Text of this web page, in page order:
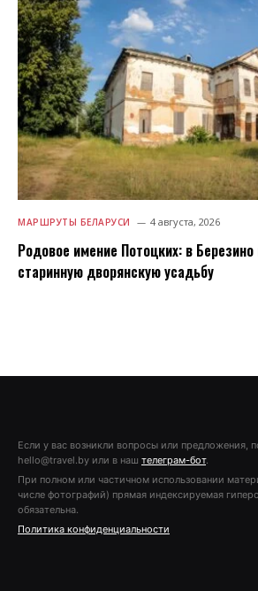
МАРШРУТЫ БЕЛАРУСИ 4 августа, 2026
Родовое имение Потоцких: в
старинную дворянскую усадьбу
Если у вас возникли вопросы или предложения,
hello@travel.by или в наш телеграм-бот.
При полном или частичном использовании
числе фотографий) прямая индексируемая
обязательна.
Политика конфиденциальности